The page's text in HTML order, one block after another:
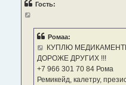
Гость:
Ромаа:
КУПЛЮ
ДОРОЖЕ ДРУГИХ !!!
‪+7 966 301 70 84‬ Рома
Ремикейд, калетру,